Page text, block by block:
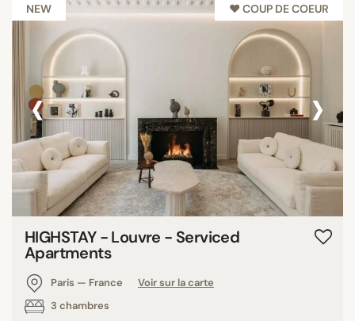
NEW ♥︎ COUP DE COEUR
‹ ›
HIGHSTAY - Louvre - Serviced
Apartments
Paris — France
Voir sur la carte
3 chambres